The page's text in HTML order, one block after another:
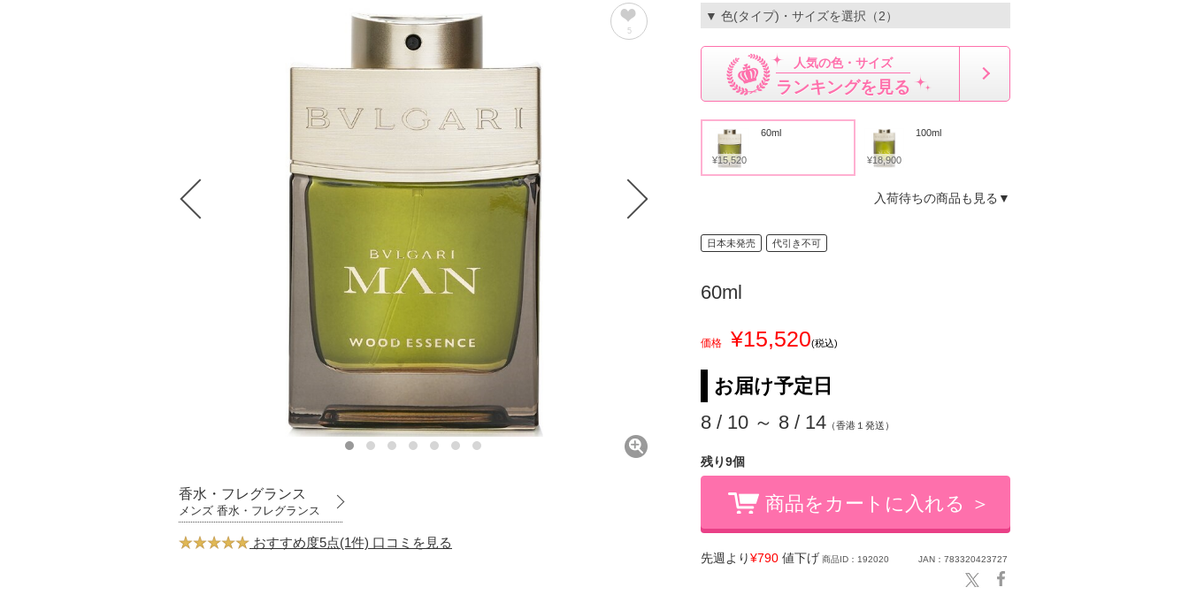
5
香水・フレグランス
メンズ 香水・フレグランス
おすすめ度5点(1件) 口コミを見る
▼ 色(タイプ)・サイズを選択（2）
人気の色・サイズ
ランキングを見る
¥15,520
60ml
¥18,900
100ml
入荷待ちの商品も見る▼
日本未発売 代引き不可
60ml
価格 ¥15,520(税込)
お届け予定日
8 / 10 ～ 8 / 14 （香港１発送）
残り9個
商品をカートに入れる ＞
先週より ¥790 値下げ 商品ID：192020 JAN：783320423727